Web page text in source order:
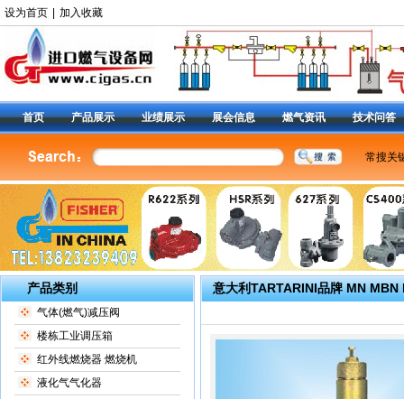
设为首页 加入收藏
首页 产品展示 业绩展示 展会信息 燃气资讯 技术问答
常搜关
燃气调
减压阀
|
定位器 |
产品类别
气体(燃气)减压阀
楼栋工业调压箱
红外线燃烧器 燃烧机
液化气气化器
意大利TARTARINI品牌 MN MBN